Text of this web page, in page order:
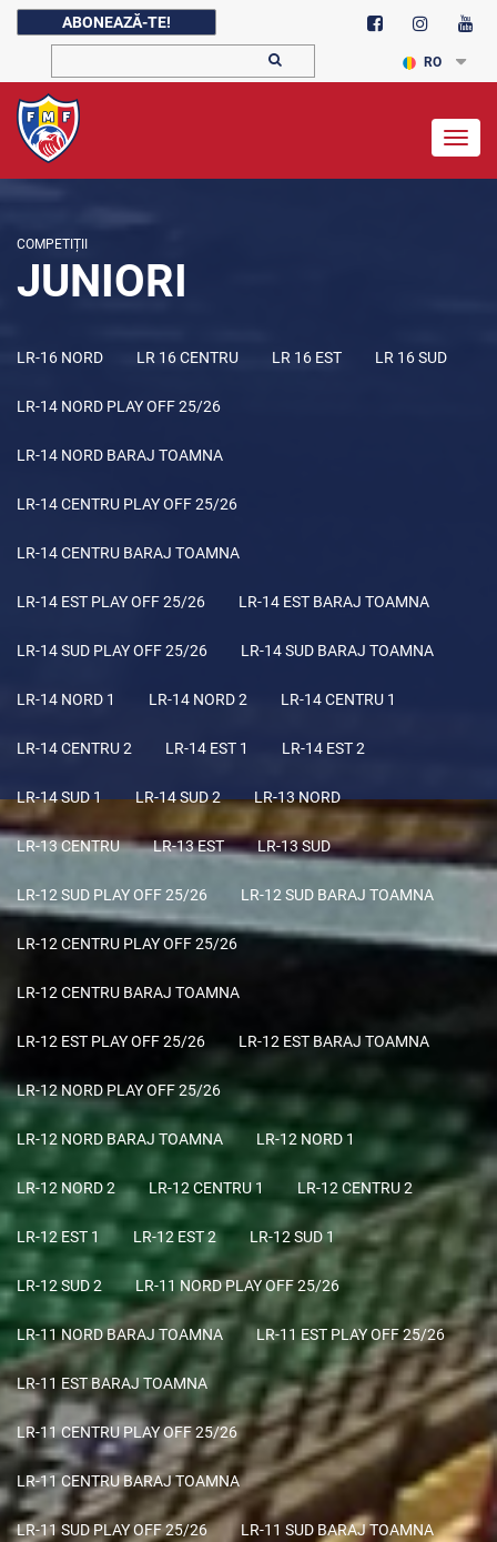
ABONEAZĂ-TE!
RO
COMPETIȚII
JUNIORI
LR-16 NORD LR 16 CENTRU LR 16 EST LR 16 SUD
LR-14 NORD PLAY OFF 25/26
LR-14 NORD BARAJ TOAMNA
LR-14 CENTRU PLAY OFF 25/26
LR-14 CENTRU BARAJ TOAMNA
LR-14 EST PLAY OFF 25/26 LR-14 EST BARAJ TOAMNA
LR-14 SUD PLAY OFF 25/26 LR-14 SUD BARAJ TOAMNA
LR-14 NORD 1 LR-14 NORD 2 LR-14 CENTRU 1
LR-14 CENTRU 2 LR-14 EST 1 LR-14 EST 2
LR-14 SUD 1 LR-14 SUD 2 LR-13 NORD
LR-13 CENTRU LR-13 EST LR-13 SUD
LR-12 SUD PLAY OFF 25/26 LR-12 SUD BARAJ TOAMNA
LR-12 CENTRU PLAY OFF 25/26
LR-12 CENTRU BARAJ TOAMNA
LR-12 EST PLAY OFF 25/26 LR-12 EST BARAJ TOAMNA
LR-12 NORD PLAY OFF 25/26
LR-12 NORD BARAJ TOAMNA LR-12 NORD 1
LR-12 NORD 2 LR-12 CENTRU 1 LR-12 CENTRU 2
LR-12 EST 1 LR-12 EST 2 LR-12 SUD 1
LR-12 SUD 2 LR-11 NORD PLAY OFF 25/26
LR-11 NORD BARAJ TOAMNA LR-11 EST PLAY OFF 25/26
LR-11 EST BARAJ TOAMNA
LR-11 CENTRU PLAY OFF 25/26
LR-11 CENTRU BARAJ TOAMNA
LR-11 SUD PLAY OFF 25/26 LR-11 SUD BARAJ TOAMNA